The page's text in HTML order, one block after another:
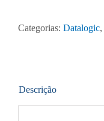
Categorias: Datalogic,
Descrição